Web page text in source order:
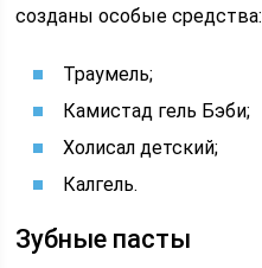
созданы особые средства:
Траумель;
Камистад гель Бэби;
Холисал детский;
Калгель.
Зубные пасты